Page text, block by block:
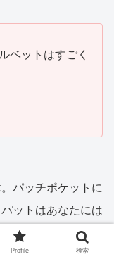
ベットはすごく
パッチポケットに
ットはあなたには
Profile 検索